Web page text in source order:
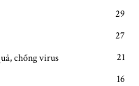
29
27
chống virus
21
16